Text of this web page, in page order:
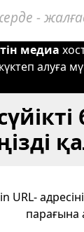
медиа
алуға
URL-
парағына